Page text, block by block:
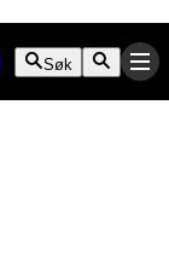
Søk